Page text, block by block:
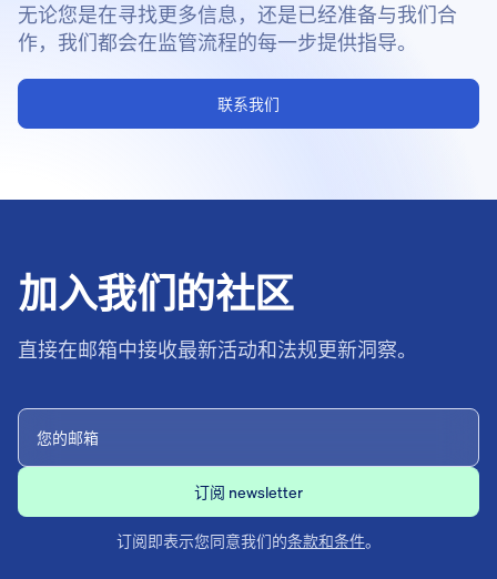
无论您是在寻找更多信息，还是已经准备与我们合
作，我们都会在监管流程的每一步提供指导。
联系我们
加入我们的社区
直接在邮箱中接收最新活动和法规更新洞察。
订阅即表示您同意我们的条款和条件。